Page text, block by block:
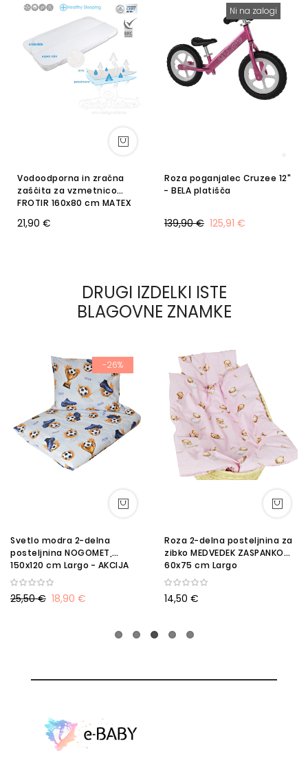
Vodoodporna in zračna
zaščita za vzmetnico
FROTIR 160x80 cm MATEX
21,90 €
Ni na zalogi
Roza poganjalec Cruzee 12"
- BELA platišča
125,91 €
139,90 €
DRUGI IZDELKI ISTE
BLAGOVNE ZNAMKE
-26%
Svetlo modra 2-delna
posteljnina NOGOMET,
150x120 cm Largo - AKCIJA
18,90 €
25,50 €
Roza 2-delna posteljnina za
zibko MEDVEDEK ZASPANKO
60x75 cm Largo
14,50 €